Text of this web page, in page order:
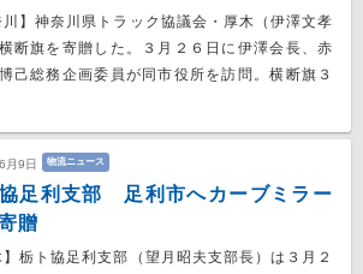
川】神奈川県トラック協議会・厚木（伊澤文孝
断旗を寄贈した。３月２６日に伊澤会長、赤
己総務企画委員が同市役所を訪問。横断旗３
月9日 物流ニュース
足利支部 足利市へカーブミラー
贈
】栃ト協足利支部（望月昭夫支部長）は３月２